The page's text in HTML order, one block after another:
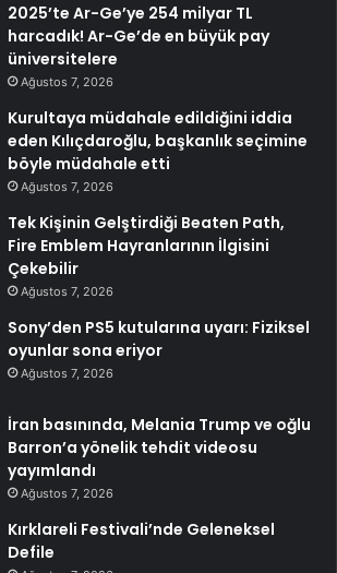
2025’te Ar-Ge’ye 254 milyar TL
harcadık! Ar-Ge’de en büyük pay
üniversitelere
Ağustos 7, 2026
Kurultaya müdahale edildiğini iddia
eden Kılıçdaroğlu, başkanlık seçimine
böyle müdahale etti
Ağustos 7, 2026
Tek Kişinin Gelştirdiği Beaten Path,
Fire Emblem Hayranlarının İlgisini
Çekebilir
Ağustos 7, 2026
Sony’den PS5 kutularına uyarı: Fiziksel
oyunlar sona eriyor
Ağustos 7, 2026
İran basınında, Melania Trump ve oğlu
Barron’a yönelik tehdit videosu
yayımlandı
Ağustos 7, 2026
Kırklareli Festivali’nde Geleneksel
Defile